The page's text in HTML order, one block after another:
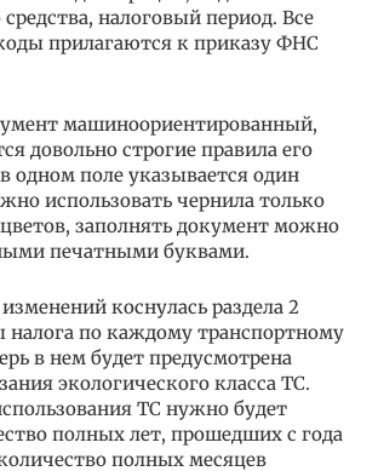
налоговый период. Все
прилагаются к приказу ФНС
машиноориентированный,
довольно строгие правила его
одном поле указывается один
использовать чернила только
заполнять документ можно
печатными буквами.
коснулась раздела 2
налога по каждому транспортному
в нем будет предусмотрена
экологического класса ТС.
ТС нужно будет
полных лет, прошедших с года
полных месяцев